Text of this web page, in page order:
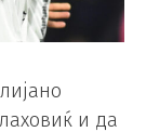
и да